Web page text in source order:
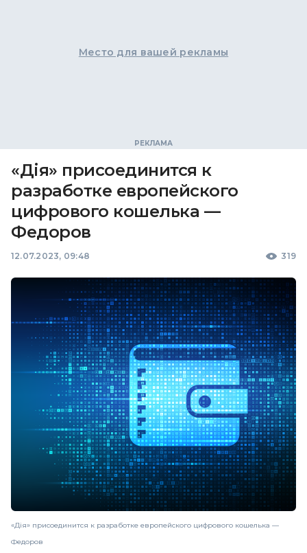
Место для вашей рекламы
«Дія» присоединится к
разработке европейского
цифрового кошелька —
Федоров
12.07.2023, 09:48 319
«Дія» присоединится к разработке европейского цифрового кошелька —
Федоров